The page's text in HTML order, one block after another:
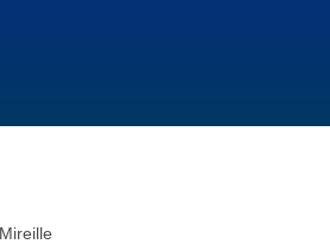
Mireille